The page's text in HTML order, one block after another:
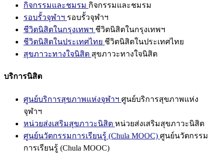
กิจกรรมและชมรม กิจกรรมและชมรม
รอบรั้วจุฬาฯ รอบรั้วจุฬาฯ
ชีวิตนิสิตในกรุงเทพฯ ชีวิตนิสิตในกรุงเทพฯ
ชีวิตนิสิตในประเทศไทย ชีวิตนิสิตในประเทศไทย
สุขภาวะทางใจนิสิต สุขภาวะทางใจนิสิต
บริการนิสิต
ศูนย์บริการสุขภาพแห่งจุฬาฯ ศูนย์บริการสุขภาพแห่ง
จุฬาฯ
หน่วยส่งเสริมสุขภาวะนิสิต หน่วยส่งเสริมสุขภาวะนิสิต
ศูนย์นวัตกรรมการเรียนรู้ (Chula MOOC) ศูนย์นวัตกรรม
การเรียนรู้ (Chula MOOC)